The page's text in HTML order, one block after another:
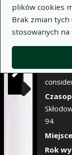
plików cookies
Brak zmian tych
stosowanych
94
Rok